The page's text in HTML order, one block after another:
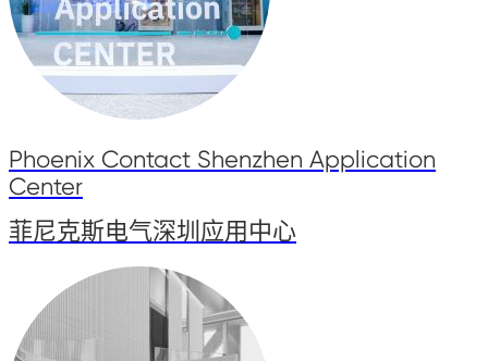
Phoenix Contact Shenzhen Application
Center
菲尼克斯电气深圳应用中心